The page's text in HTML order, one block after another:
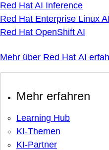
Red Hat AI Inference
Red Hat Enterprise Linux AI
Red Hat OpenShift AI
Mehr über Red Hat AI
Mehr erfahren
Learning Hub
KI-Themen
KI-Partner